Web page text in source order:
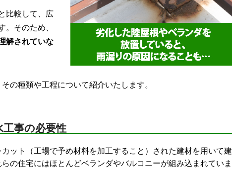
比較して、広
。そのため、
解されていな
の種類や工程について紹介いたします。
事の必要性
ット（工場で予め材料を加工すること）された建材を用いて建
の住宅にはほとんどベランダやバルコニーが組み込まれていま